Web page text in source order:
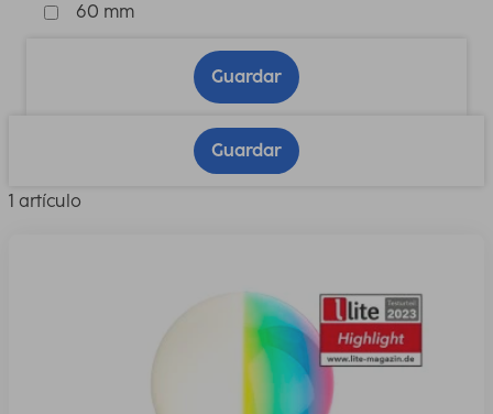
60 mm
Guardar
Guardar
1 artículo